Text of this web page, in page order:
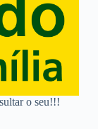
o seu!!!